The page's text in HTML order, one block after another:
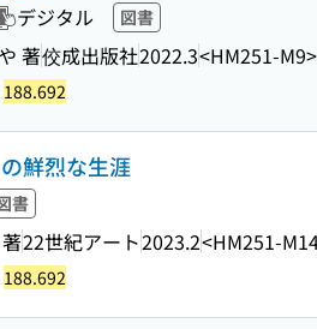
デジタル 図書
著佼成出版社2022.3<HM251-M9>
188.692
鮮烈な生涯
書
22世紀アート2023.2<HM251-
188.692